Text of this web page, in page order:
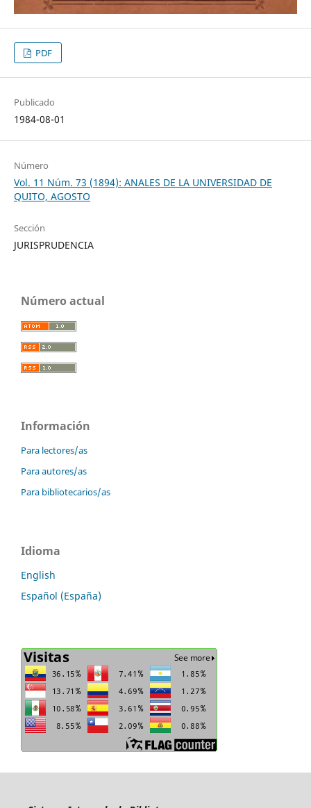
PDF
Publicado
1984-08-01
Número
Vol. 11 Núm. 73 (1894): ANALES DE LA UNIVERSIDAD DE
QUITO, AGOSTO
Sección
JURISPRUDENCIA
Número actual
Información
Para lectores/as
Para autores/as
Para bibliotecarios/as
Idioma
English
Español (España)